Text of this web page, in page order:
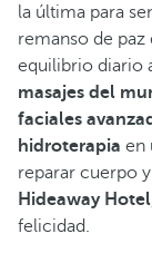
la última para
remanso de
equilibrio diario
masajes del
faciales
hidroterapia en
reparar cuerpo
Hideaway Hotel
felicidad.